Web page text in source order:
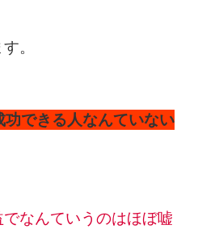
。
功できる人なんていない
なんていうのはほぼ嘘